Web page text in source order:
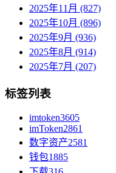
2025年11月 (827)
2025年10月 (896)
2025年9月 (936)
2025年8月 (914)
2025年7月 (207)
标签列表
imtoken3605
imToken2861
数字资产2581
钱包1885